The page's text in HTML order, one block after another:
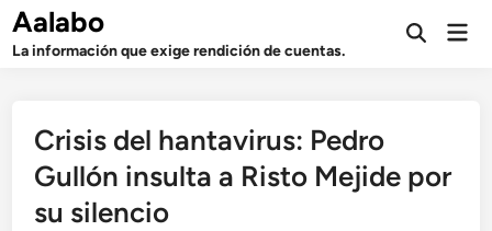
Saltar
contenido
Aalabo
La información que exige rendición de cuentas.
Abrir
Crisis del hantavirus: Pedro
Gullón insulta a Risto Mejide por
su silencio